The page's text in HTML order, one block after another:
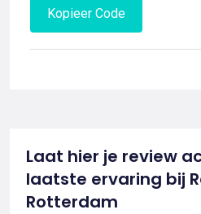
Kopieer Code
Laat hier je review
laatste ervaring bij
Rotterdam